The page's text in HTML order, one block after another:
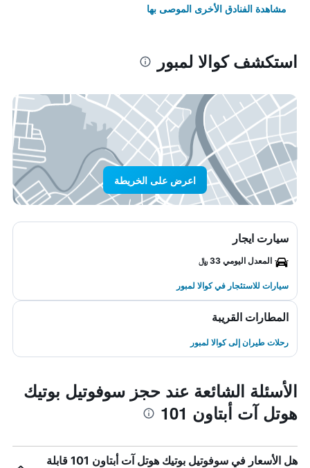
مشاهدة الفنادق الأخرى الموصى بها
استكشف كوالا لمبور
اعرض على الخريطة
سيارت ايجار
المعدل اليومي 33 ﷼
سيارات للاستئجار في كوالا لمبور
المطارات القريبة
رحلات طيران إلى كوالا لمبور
الأسئلة الشائعة عند حجز سوفوتيل بوتيك
هوتل آت أبتاون 101
هل الأسعار في سوفوتيل بوتيك هوتل آت أبتاون 101 قابلة